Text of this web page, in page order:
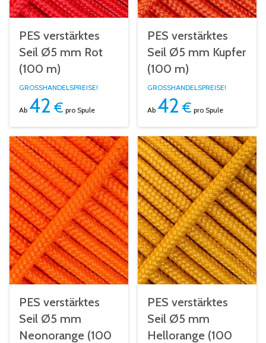
PES verstärktes
Seil Ø5 mm Rot
(100 m)
GROSSHANDELSPREISE!
Ab 42 € pro Spule
PES verstärktes
Seil Ø5 mm Kupfer
(100 m)
GROSSHANDELSPREISE!
Ab 42 € pro Spule
PES verstärktes
Seil Ø5 mm
Neonorange (100
PES verstärktes
Seil Ø5 mm
Hellorange (100